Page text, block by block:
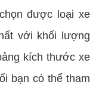
được loại xe
với khối lượng
kích thước xe
bạn có thể tham